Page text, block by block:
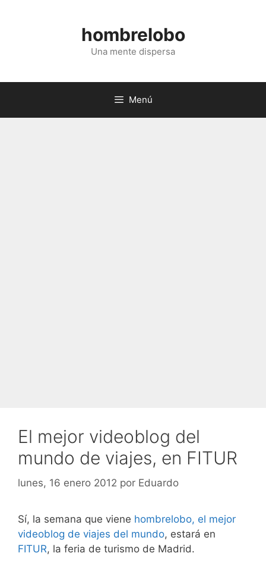
hombrelobo
Una mente dispersa
Menú
El mejor videoblog del
mundo de viajes, en FITUR
lunes, 16 enero 2012 por Eduardo
Sí, la semana que viene hombrelobo, el mejor
videoblog de viajes del mundo, estará en
FITUR, la feria de turismo de Madrid.